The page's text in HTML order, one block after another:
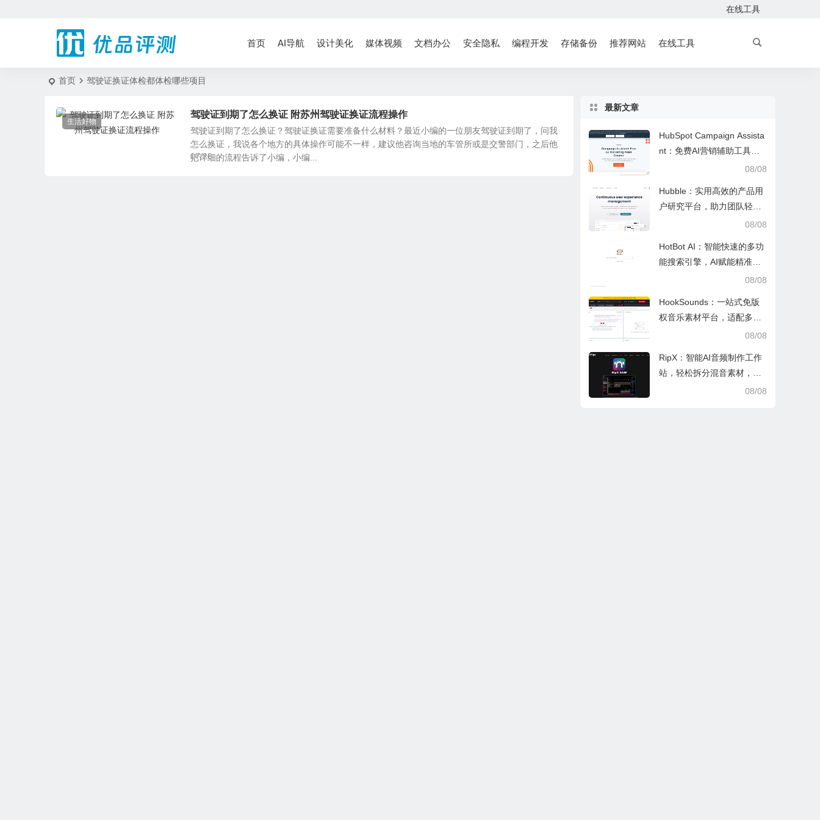
在线工具
首页 AI导航 设计美化 媒体视频 文档办公 安全隐私 编程开发 存储备份 推荐网站 在线工具
首页 驾驶证换证体检都体检哪些项目
生活好物
驾驶证到期了怎么换证 附苏州驾驶证换证流程操作
驾驶证到期了怎么换证？驾驶证换证需要准备什么材料？最近小编的一位朋友驾驶证到期了，问我
怎么换证，我说各个地方的具体操作可能不一样，建议他咨询当地的车管所或是交警部门，之后他
把详细的流程告诉了小编，小编...
07/28
最新文章
HubSpot Campaign Assista
nt：免费AI营销辅助工具，
快速写文案提效优化营销工
08/08
Hubble：实用高效的产品用
户研究平台，助力团队轻松
08/08
HotBot AI：智能快速的多功
能搜索引擎，AI赋能精准检
08/08
HookSounds：一站式免版
权音乐素材平台，适配多场
08/08
RipX：智能AI音频制作工作
站，轻松拆分混音素材，助
08/08